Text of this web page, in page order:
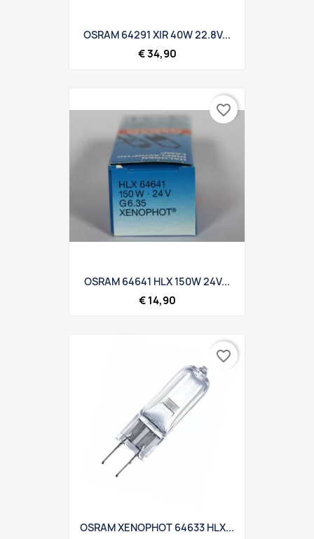
OSRAM 64291 XIR 40W 22.8V...
€ 34,90
OSRAM 64641 HLX 150W 24V...
€ 14,90
favorite_border
OSRAM XENOPHOT 64633 HLX...
favorite_border